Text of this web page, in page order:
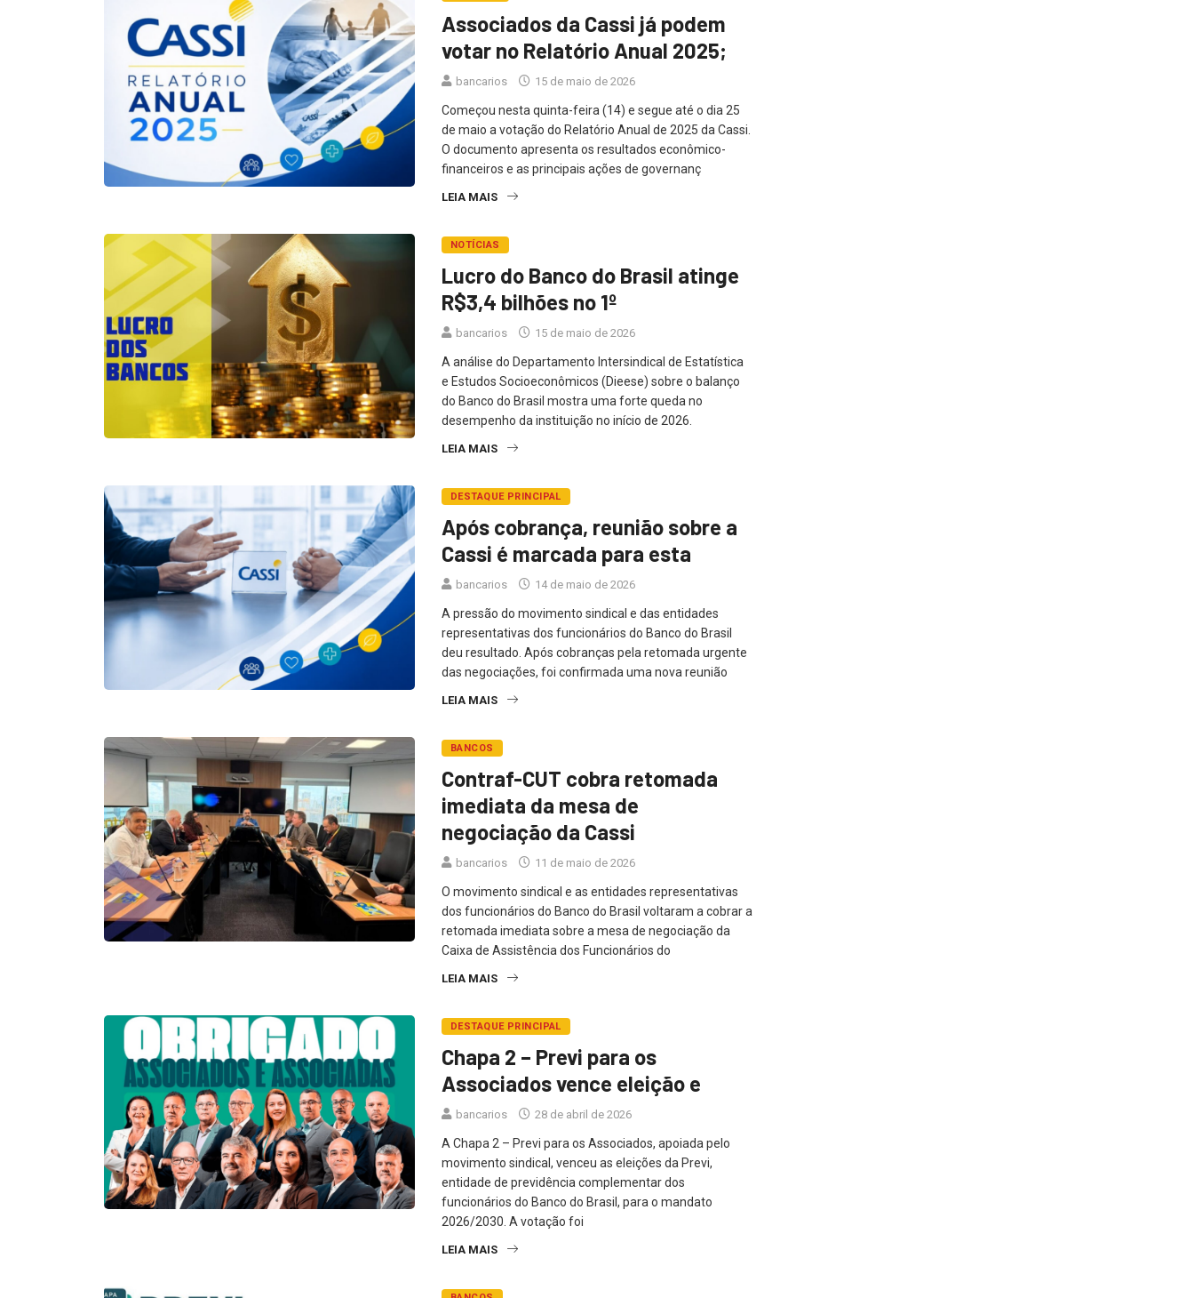
Associados da Cassi já podem
votar no Relatório Anual 2025;
bancarios 15 de maio de 2026
Começou nesta quinta-feira (14) e segue até o dia 25
de maio a votação do Relatório Anual de 2025 da Cassi.
O documento apresenta os resultados econômico-
financeiros e as principais ações de governanç
LEIA MAIS
NOTÍCIAS
Lucro do Banco do Brasil atinge
R$3,4 bilhões no 1º
bancarios 15 de maio de 2026
A análise do Departamento Intersindical de Estatística
e Estudos Socioeconômicos (Dieese) sobre o balanço
do Banco do Brasil mostra uma forte queda no
desempenho da instituição no início de 2026.
LEIA MAIS
DESTAQUE PRINCIPAL
Após cobrança, reunião sobre a
Cassi é marcada para esta
bancarios 14 de maio de 2026
A pressão do movimento sindical e das entidades
representativas dos funcionários do Banco do Brasil
deu resultado. Após cobranças pela retomada urgente
das negociações, foi confirmada uma nova reunião
LEIA MAIS
BANCOS
Contraf-CUT cobra retomada
imediata da mesa de
negociação da Cassi
bancarios 11 de maio de 2026
O movimento sindical e as entidades representativas
dos funcionários do Banco do Brasil voltaram a cobrar a
retomada imediata sobre a mesa de negociação da
Caixa de Assistência dos Funcionários do
LEIA MAIS
DESTAQUE PRINCIPAL
Chapa 2 – Previ para os
Associados vence eleição e
bancarios 28 de abril de 2026
A Chapa 2 – Previ para os Associados, apoiada pelo
movimento sindical, venceu as eleições da Previ,
entidade de previdência complementar dos
funcionários do Banco do Brasil, para o mandato
2026/2030. A votação foi
LEIA MAIS